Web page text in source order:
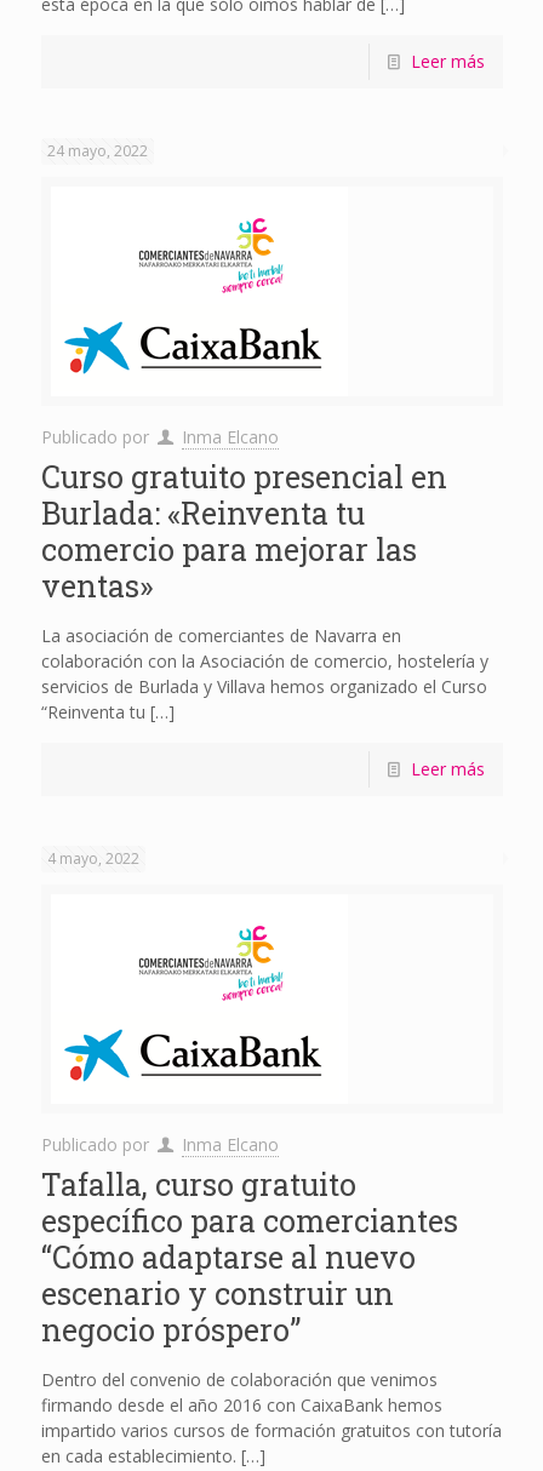
Leer más
24 mayo, 2022
Publicado por Inma Elcano
Curso gratuito presencial en
Burlada: «Reinventa tu
comercio para mejorar las
ventas»
La asociación de comerciantes de Navarra en
colaboración con la Asociación de comercio, hostelería y
servicios de Burlada y Villava hemos organizado el Curso
“Reinventa tu […]
Leer más
4 mayo, 2022
Publicado por Inma Elcano
Tafalla, curso gratuito
específico para comerciantes
“Cómo adaptarse al nuevo
escenario y construir un
negocio próspero”
Dentro del convenio de colaboración que venimos
firmando desde el año 2016 con CaixaBank hemos
impartido varios cursos de formación gratuitos con tutoría
en cada establecimiento. […]